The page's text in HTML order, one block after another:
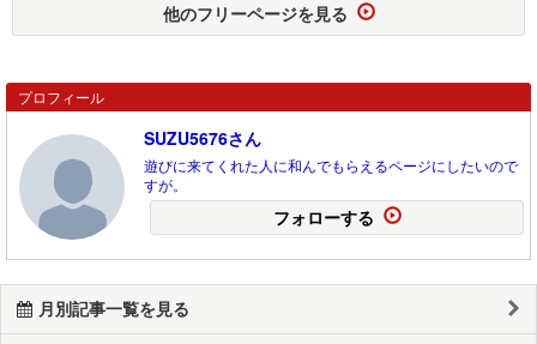
他のフリーページを見る
プロフィール
SUZU5676さん
遊びに来てくれた人に和んでもらえるページにしたいので
すが。
フォローする
月別記事一覧を見る